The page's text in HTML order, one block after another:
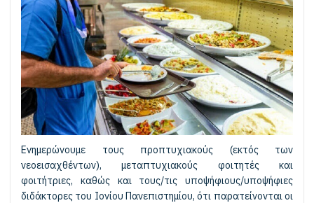
Ενημερώνουμε τους προπτυχιακούς (εκτός των
νεοεισαχθέντων), μεταπτυχιακούς φοιτητές και
φοιτήτριες, καθώς και τους/τις υποψήφιους/υποψήφιες
διδάκτορες του Ιονίου Πανεπιστημίου, ότι παρατείνονται οι